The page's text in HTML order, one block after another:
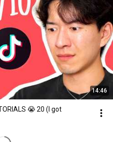
14:46
😭 20 (I got